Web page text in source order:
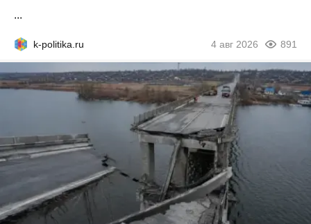
...
k-politika.ru 4 авг 2026 891